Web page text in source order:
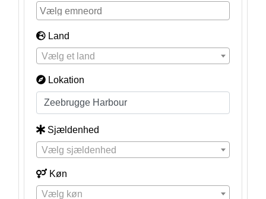
Land
Vælg et land
Lokation
Sjældenhed
Vælg sjældenhed
Køn
Vælg køn